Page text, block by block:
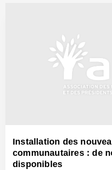
Installation des
communautaires : de
disponibles